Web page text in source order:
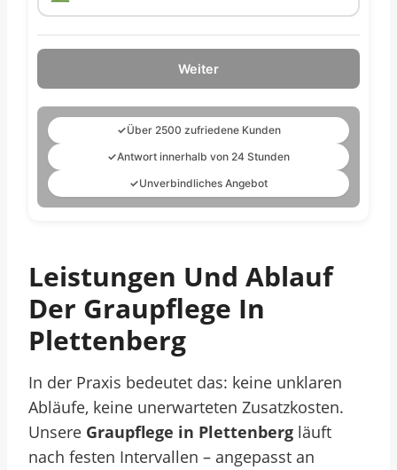
Weiter
✓Über 2500 zufriedene Kunden
✓Antwort innerhalb von 24 Stunden
✓Unverbindliches Angebot
Leistungen Und Ablauf
Der Graupflege In
Plettenberg
In der Praxis bedeutet das: keine unklaren
Abläufe, keine unerwarteten Zusatzkosten.
Unsere Graupflege in Plettenberg läuft
nach festen Intervallen – angepasst an